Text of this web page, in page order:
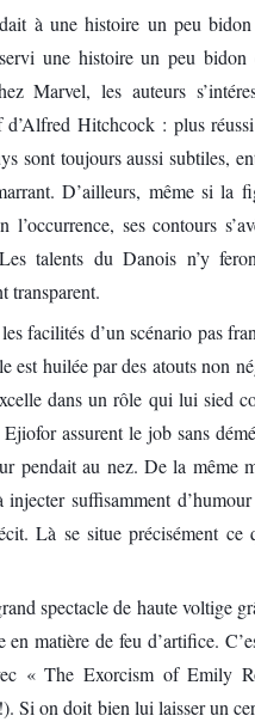
à une histoire un peu
une histoire un peu bidon
Marvel, les auteurs
Hitchcock : plus
sont toujours aussi subtiles,
D’ailleurs, même si la
ses contours
talents du Danois n’y
transparent.
facilités d’un scénario pas
est huilée par des atouts non
dans un rôle qui lui sied
assurent le job sans
pendait au nez. De la même
suffisamment
Là se situe précisément
spectacle de haute voltige
matière de feu d’artifice.
« The Exorcism of Emily
Si on doit bien lui laisser un